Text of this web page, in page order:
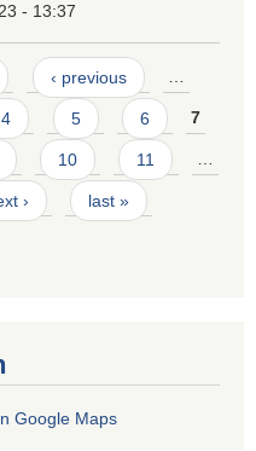
- 13:37
‹ previous …
4 5 6 7
10 11 …
› last »
Google Maps